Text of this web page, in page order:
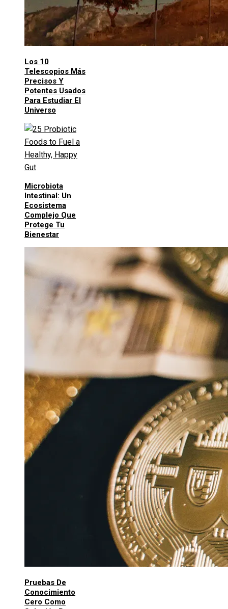
Los 10
Telescopios Más
Precisos Y
Potentes Usados
Para Estudiar El
Universo
Microbiota
Intestinal: Un
Ecosistema
Complejo Que
Protege Tu
Bienestar
Pruebas De
Conocimiento
Cero Como